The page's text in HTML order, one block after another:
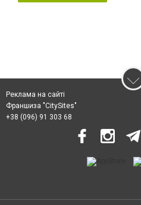
Реклама на сайті
Франшиза "CitySites"
+38 (096) 91 303 68